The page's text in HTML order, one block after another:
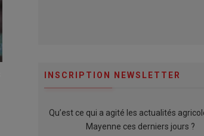
INSCRIPTION NEWSLETTER
Qu’est ce qui a agité les actualités
Mayenne ces derniers jours ?